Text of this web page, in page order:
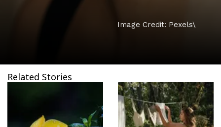
Image Credit: Pexels\
Related Stories